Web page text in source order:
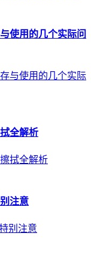
使用的几个实际问
全解析
注意